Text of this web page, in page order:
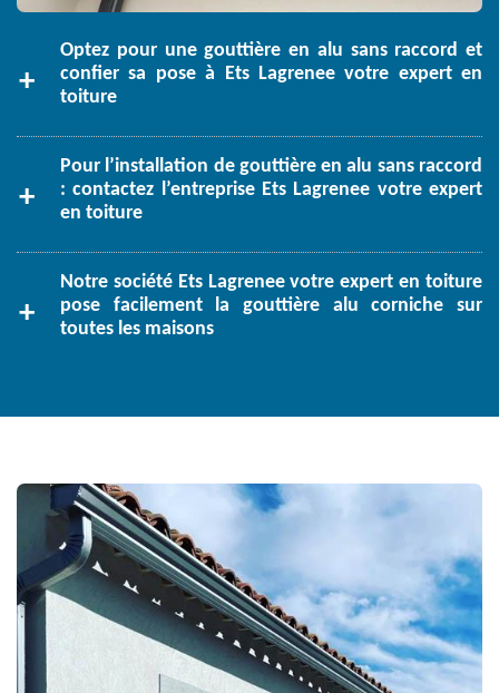
Optez pour une gouttière en alu sans raccord et
confier sa pose à Ets Lagrenee votre expert en
toiture
Pour l’installation de gouttière en alu sans raccord
: contactez l’entreprise Ets Lagrenee votre expert
en toiture
Notre société Ets Lagrenee votre expert en toiture
pose facilement la gouttière alu corniche sur
toutes les maisons